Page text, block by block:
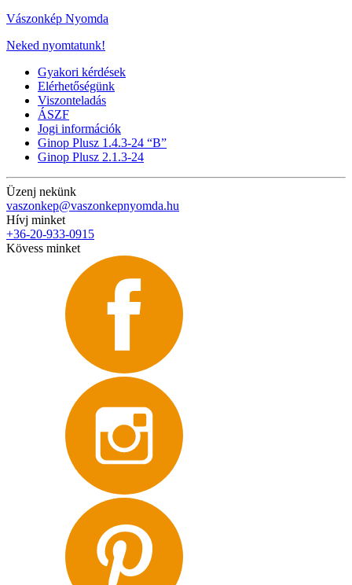
Vászonkép Nyomda
Neked nyomtatunk!
Gyakori kérdések
Elérhetőségünk
Viszonteladás
ÁSZF
Jogi információk
Ginop Plusz 1.4.3-24 “B”
Ginop Plusz 2.1.3-24
Üzenj nekünk
vaszonkep@vaszonkepnyomda.hu
Hívj minket
+36-20-933-0915
Kövess minket